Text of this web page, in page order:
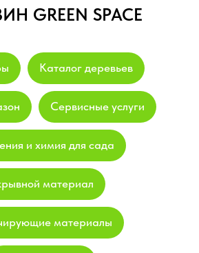
GREEN SPACE
Каталог деревьев
Сервисные услуги
и химия для сада
материал
материалы